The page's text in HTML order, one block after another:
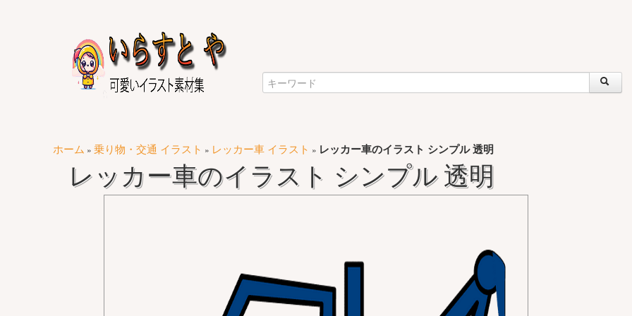
ホーム » 乗り物・交通 イラスト » レッカー車 イラスト » レッカー車のイラスト シンプル 透明
レッカー車のイラスト シンプル 透明